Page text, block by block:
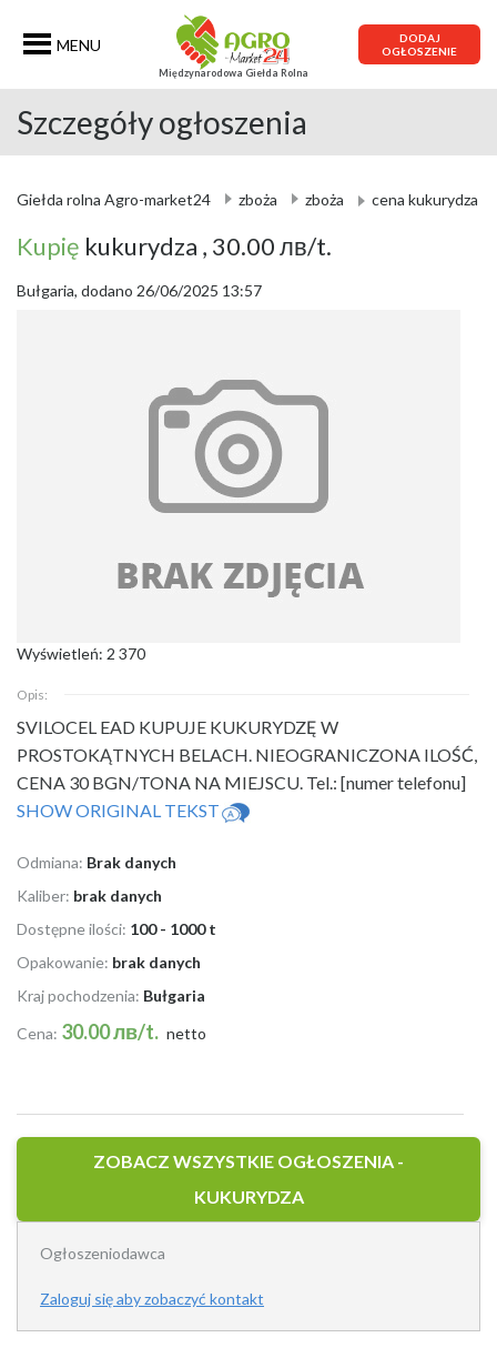
MENU
Międzynarodowa Giełda Rolna
DODAJ
OGŁOSZENIE
Szczegóły ogłoszenia
Giełda rolna Agro-market24 zboża zboża cena kukurydza
Kupię kukurydza , 30.00 лв/t.
Bułgaria, dodano 26/06/2025 13:57
Wyświetleń: 2 370
Opis:
SVILOCEL EAD KUPUJE KUKURYDZĘ W
PROSTOKĄTNYCH BELACH. NIEOGRANICZONA ILOŚĆ,
CENA 30 BGN/TONA NA MIEJSCU. Tel.: [numer telefonu]
SHOW ORIGINAL TEKST
Odmiana: Brak danych
Kaliber: brak danych
Dostępne ilości: 100 - 1000 t
Opakowanie: brak danych
Kraj pochodzenia: Bułgaria
Cena: 30.00 лв/t. netto
ZOBACZ WSZYSTKIE OGŁOSZENIA -
KUKURYDZA
Ogłoszeniodawca
Zaloguj się aby zobaczyć kontakt